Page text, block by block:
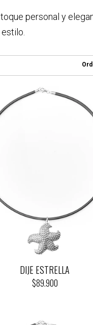
personal y
DIJE ESTRELLA
$89.900